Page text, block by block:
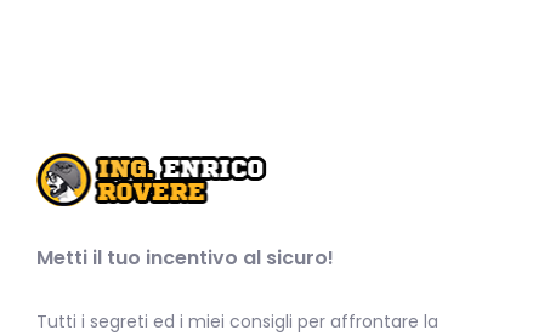
Metti il tuo incentivo al sicuro!
Tutti i segreti ed i miei consigli per affrontare la